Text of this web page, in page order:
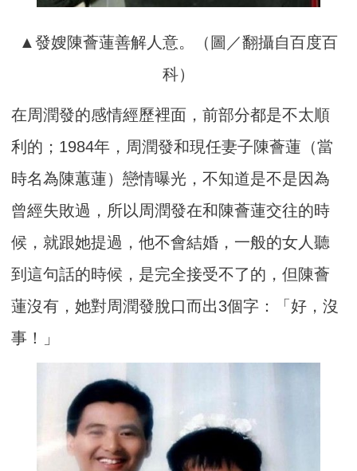
▲發嫂陳薈蓮善解人意。（圖／翻攝自百度百
科）
在周潤發的感情經歷裡面，前部分都是不太順
利的；1984年，周潤發和現任妻子陳薈蓮（當
時名為陳蕙蓮）戀情曝光，不知道是不是因為
曾經失敗過，所以周潤發在和陳薈蓮交往的時
候，就跟她提過，他不會結婚，一般的女人聽
到這句話的時候，是完全接受不了的，但陳薈
蓮沒有，她對周潤發脫口而出3個字：「好，沒
事！」